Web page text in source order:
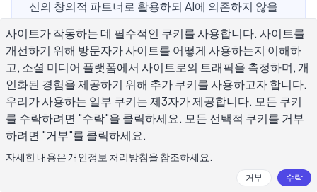
신의 창의적 파트너로 활용하되 AI에 의존하지 않을
AI가 책을 쓸 때 정말로 할 수 있는 것은
무엇인가요?
AI 도구는 책 집필에 진정으로 유용해졌지만, 시작하기 전에
무엇을 잘하는지 알면 많은 좌절감을 피할 수 있습니다. AI는
빠르게 아이디어를 생성하고, 당신의 지시에 따라 문단을 초
사이트가 작동하는 데 필수적인 쿠키를 사용합니다. 사이트를
개선하기 위해 방문자가 사이트를 어떻게 사용하는지 이해하
고, 소셜 미디어 플랫폼에서 사이트로의 트래픽을 측정하며, 개
인화된 경험을 제공하기 위해 추가 쿠키를 사용하고자 합니다.
우리가 사용하는 일부 쿠키는 제3자가 제공합니다. 모든 쿠키
를 수락하려면 "수락"을 클릭하세요. 모든 선택적 쿠키를 거부
하려면 "거부"를 클릭하세요.
자세한 내용은 개인정보 처리방침을 참조하세요.
거부 수락